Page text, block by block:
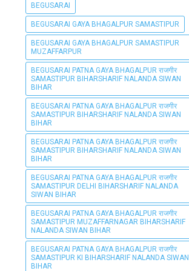
BEGUSARAI
BEGUSARAI GAYA BHAGALPUR SAMASTIPUR
BEGUSARAI GAYA BHAGALPUR SAMASTIPUR
MUZAFFARPUR
BEGUSARAI PATNA GAYA BHAGALPUR राजगीर
SAMASTIPUR BIHARSHARIF NALANDA SIWAN
BIHAR
BEGUSARAI PATNA GAYA BHAGALPUR राजगीर
SAMASTIPUR BIHARSHARIF NALANDA SIWAN
BIHAR
BEGUSARAI PATNA GAYA BHAGALPUR राजगीर
SAMASTIPUR BIHARSHARIF NALANDA SIWAN
BIHAR
BEGUSARAI PATNA GAYA BHAGALPUR राजगीर
SAMASTIPUR DELHI BIHARSHARIF NALANDA
SIWAN BIHAR
BEGUSARAI PATNA GAYA BHAGALPUR राजगीर
SAMASTIPUR MUZAFFARNAGAR BIHARSHARIF
NALANDA SIWAN BIHAR
BEGUSARAI PATNA GAYA BHAGALPUR राजगीर
SAMASTIPUR KI BIHARSHARIF NALANDA SIWAN
BIHAR